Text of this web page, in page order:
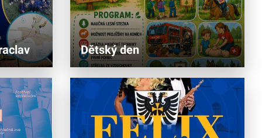
Dětský den